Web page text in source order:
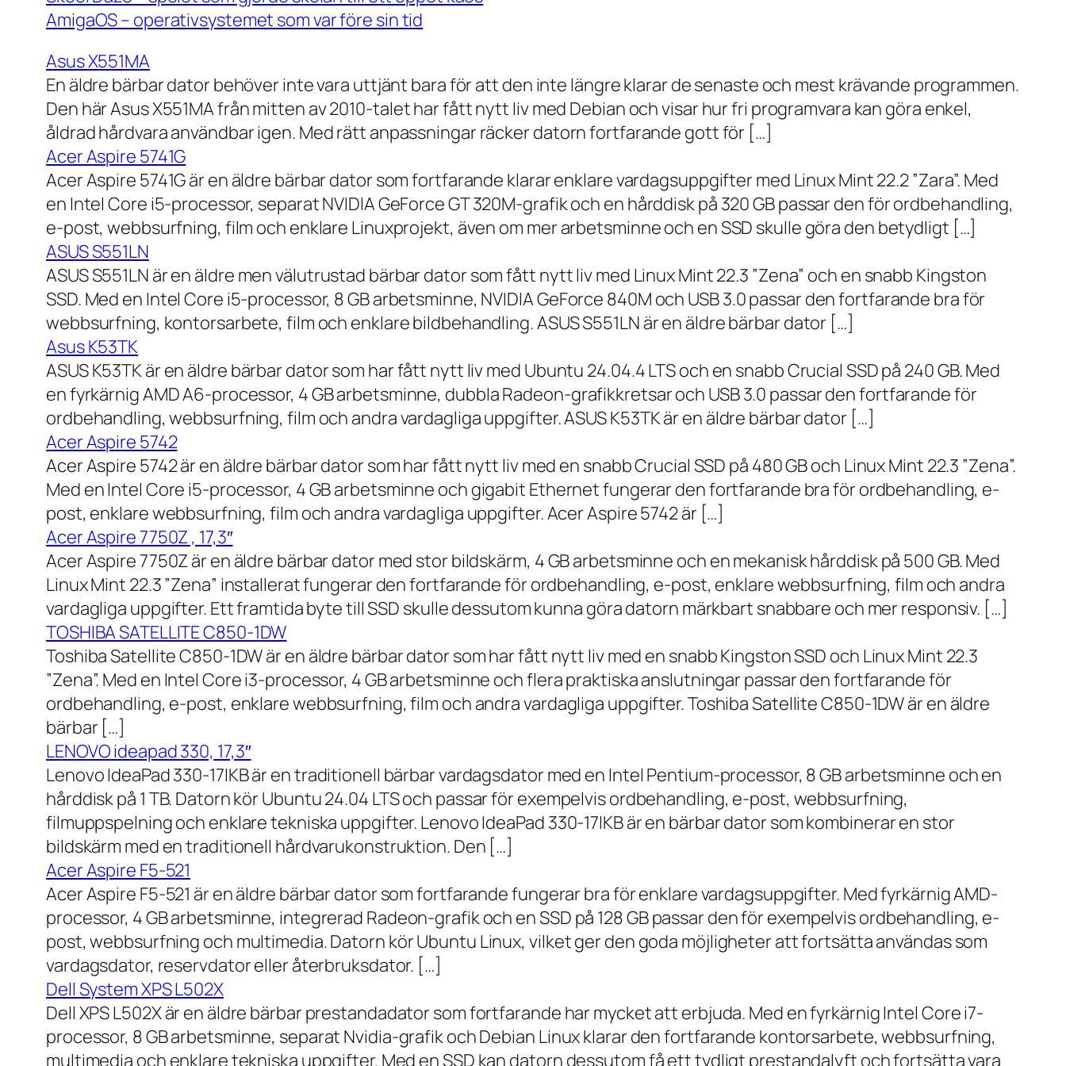
AmigaOS – operativsystemet som var före sin tid
Asus X551MA
En äldre bärbar dator behöver inte vara uttjänt bara för att den inte längre klarar de senaste och mest krävande programmen.
Den här Asus X551MA från mitten av 2010-talet har fått nytt liv med Debian och visar hur fri programvara kan göra enkel,
åldrad hårdvara användbar igen. Med rätt anpassningar räcker datorn fortfarande gott för […]
Acer Aspire 5741G
Acer Aspire 5741G är en äldre bärbar dator som fortfarande klarar enklare vardagsuppgifter med Linux Mint 22.2 ”Zara”. Med
en Intel Core i5-processor, separat NVIDIA GeForce GT 320M-grafik och en hårddisk på 320 GB passar den för ordbehandling,
e-post, webbsurfning, film och enklare Linuxprojekt, även om mer arbetsminne och en SSD skulle göra den betydligt […]
ASUS S551LN
ASUS S551LN är en äldre men välutrustad bärbar dator som fått nytt liv med Linux Mint 22.3 ”Zena” och en snabb Kingston
SSD. Med en Intel Core i5-processor, 8 GB arbetsminne, NVIDIA GeForce 840M och USB 3.0 passar den fortfarande bra för
webbsurfning, kontorsarbete, film och enklare bildbehandling. ASUS S551LN är en äldre bärbar dator […]
Asus K53TK
ASUS K53TK är en äldre bärbar dator som har fått nytt liv med Ubuntu 24.04.4 LTS och en snabb Crucial SSD på 240 GB. Med
en fyrkärnig AMD A6-processor, 4 GB arbetsminne, dubbla Radeon-grafikkretsar och USB 3.0 passar den fortfarande för
ordbehandling, webbsurfning, film och andra vardagliga uppgifter. ASUS K53TK är en äldre bärbar dator […]
Acer Aspire 5742
Acer Aspire 5742 är en äldre bärbar dator som har fått nytt liv med en snabb Crucial SSD på 480 GB och Linux Mint 22.3 ”Zena”.
Med en Intel Core i5-processor, 4 GB arbetsminne och gigabit Ethernet fungerar den fortfarande bra för ordbehandling, e-
post, enklare webbsurfning, film och andra vardagliga uppgifter. Acer Aspire 5742 är […]
Acer Aspire 7750Z , 17,3″
Acer Aspire 7750Z är en äldre bärbar dator med stor bildskärm, 4 GB arbetsminne och en mekanisk hårddisk på 500 GB. Med
Linux Mint 22.3 ”Zena” installerat fungerar den fortfarande för ordbehandling, e-post, enklare webbsurfning, film och andra
vardagliga uppgifter. Ett framtida byte till SSD skulle dessutom kunna göra datorn märkbart snabbare och mer responsiv. […]
TOSHIBA SATELLITE C850-1DW
Toshiba Satellite C850-1DW är en äldre bärbar dator som har fått nytt liv med en snabb Kingston SSD och Linux Mint 22.3
”Zena”. Med en Intel Core i3-processor, 4 GB arbetsminne och flera praktiska anslutningar passar den fortfarande för
ordbehandling, e-post, enklare webbsurfning, film och andra vardagliga uppgifter. Toshiba Satellite C850-1DW är en äldre
bärbar […]
LENOVO ideapad 330, 17,3″
Lenovo IdeaPad 330-17IKB är en traditionell bärbar vardagsdator med en Intel Pentium-processor, 8 GB arbetsminne och en
hårddisk på 1 TB. Datorn kör Ubuntu 24.04 LTS och passar för exempelvis ordbehandling, e-post, webbsurfning,
filmuppspelning och enklare tekniska uppgifter. Lenovo IdeaPad 330-17IKB är en bärbar dator som kombinerar en stor
bildskärm med en traditionell hårdvarukonstruktion. Den […]
Acer Aspire F5-521
Acer Aspire F5-521 är en äldre bärbar dator som fortfarande fungerar bra för enklare vardagsuppgifter. Med fyrkärnig AMD-
processor, 4 GB arbetsminne, integrerad Radeon-grafik och en SSD på 128 GB passar den för exempelvis ordbehandling, e-
post, webbsurfning och multimedia. Datorn kör Ubuntu Linux, vilket ger den goda möjligheter att fortsätta användas som
vardagsdator, reservdator eller återbruksdator. […]
Dell System XPS L502X
Dell XPS L502X är en äldre bärbar prestandadator som fortfarande har mycket att erbjuda. Med en fyrkärnig Intel Core i7-
processor, 8 GB arbetsminne, separat Nvidia-grafik och Debian Linux klarar den fortfarande kontorsarbete, webbsurfning,
multimedia och enklare tekniska uppgifter. Med en SSD kan datorn dessutom få ett tydligt prestandalyft och fortsätta vara